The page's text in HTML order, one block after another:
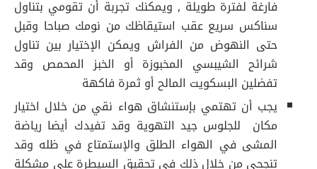
فارغة لفترة طويلة , ويمكنك تجربة أن تقومي بتناول
سناكس سريع عقب استيقاظك من نومك صباحا وقبل
حتى النهوض من الفراش ويمكن الإختيار بين تناول
شرائح الشيبسي المخبوزة أو الخبز المحمص وقد
تفضلين البسكويت المالح أو ثمرة فاكهة
يجب أن تهتمي بإستنشاق هواء نقي من خلال اختيار
مكان للجلوس جيد التهوية وقد تفيدك أيضا رياضة
المشى في الهواء الطلق والإستمتاع في ظله وقد
تنجحي من خلال ذلك في تحقيق السيطرة على مشكلة